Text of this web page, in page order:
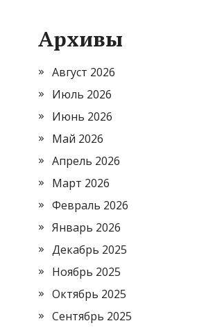
Архивы
Август 2026
Июль 2026
Июнь 2026
Май 2026
Апрель 2026
Март 2026
Февраль 2026
Январь 2026
Декабрь 2025
Ноябрь 2025
Октябрь 2025
Сентябрь 2025